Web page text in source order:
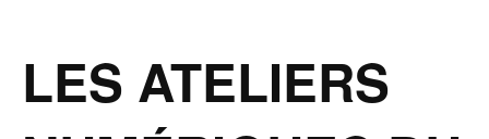
LES ATELIERS